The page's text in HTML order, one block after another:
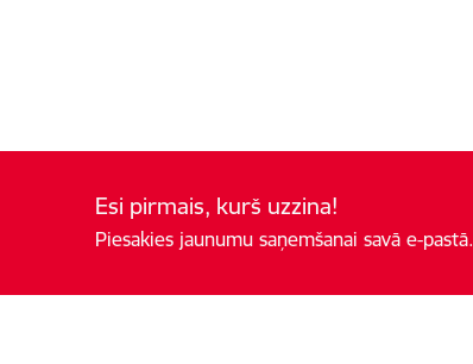
Esi pirmais, kurš uzzina!
Piesakies jaunumu saņemšanai savā e-pastā.